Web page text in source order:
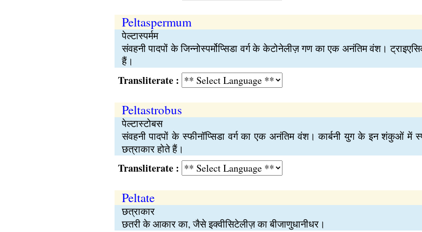
Peltaspermum
पेल्टास्पर्मम
संवहनी पादपों के जिन्नोस्पर्मोप्सिडा वर्ग के केटोनेलीज़ गण का एक अनंतिम वंश।
हैं।
Transliterate :
Peltastrobus
पेल्टास्टोबस
संवहनी पादपों के स्फीनॉप्सिडा वर्ग का एक अनंतिम वंश। कार्बनी युग के इन शंकुओं में
छत्राकार होते हैं।
Transliterate :
Peltate
छत्राकार
छतरी के आकार का, जैसे इक्वीसिटेलीज़ का बीजाणुधानीधर।